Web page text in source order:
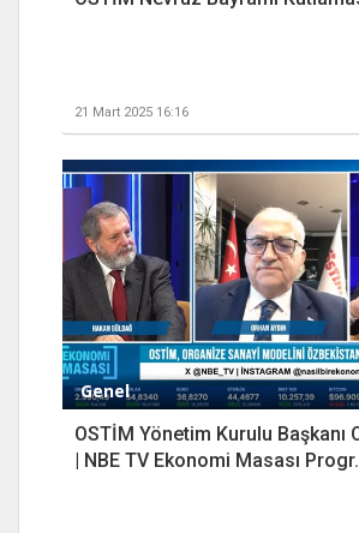
21 Mart 2025 16:16
Genel
OSTİM Yönetim Kurulu Başkanı
| NBE TV Ekonomi Masası